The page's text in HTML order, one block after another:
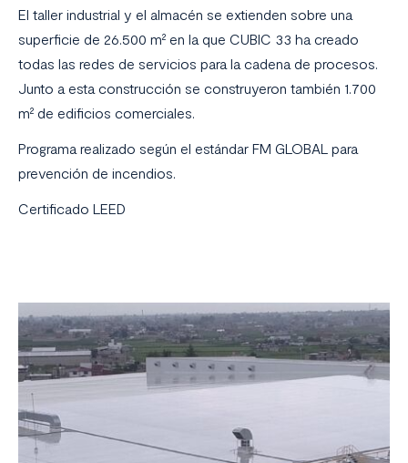
El taller industrial y el almacén se extienden sobre una
superficie de 26.500 m² en la que CUBIC 33 ha creado
todas las redes de servicios para la cadena de procesos.
Junto a esta construcción se construyeron también 1.700
m² de edificios comerciales.
Programa realizado según el estándar FM GLOBAL para
prevención de incendios.
Certificado LEED